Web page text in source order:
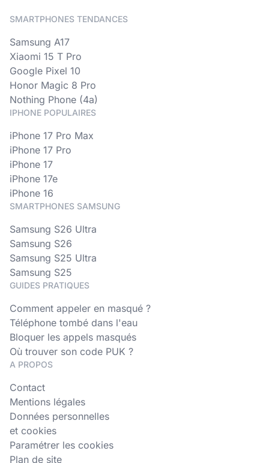
SMARTPHONES TENDANCES
Samsung A17
Xiaomi 15 T Pro
Google Pixel 10
Honor Magic 8 Pro
Nothing Phone (4a)
IPHONE POPULAIRES
iPhone 17 Pro Max
iPhone 17 Pro
iPhone 17
iPhone 17e
iPhone 16
SMARTPHONES SAMSUNG
Samsung S26 Ultra
Samsung S26
Samsung S25 Ultra
Samsung S25
GUIDES PRATIQUES
Comment appeler en masqué ?
Téléphone tombé dans l'eau
Bloquer les appels masqués
Où trouver son code PUK ?
A PROPOS
Contact
Mentions légales
Données personnelles
et cookies
Paramétrer les cookies
Plan de site